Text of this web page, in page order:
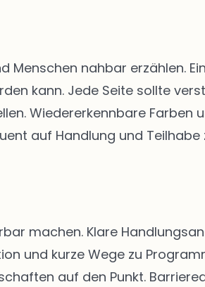
nahbar erzählen.
kann. Jede Seite sollte
Wiedererkennbare Farben
auf Handlung und Teilhabe
machen. Klare
und kurze Wege zu
auf den Punkt.